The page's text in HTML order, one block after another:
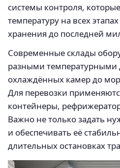
системы контроля,
температуру на всех
хранения до последней
Современные склады
разными температурными
охлаждённых камер до
Для перевозки
контейнеры,
Важно не только задать
и обеспечивать её
длительных остановках